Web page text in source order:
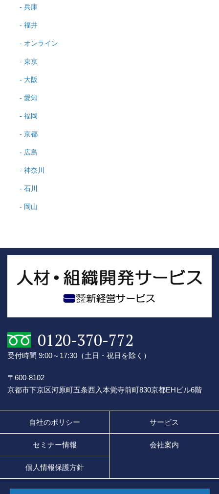
兵庫
福井
オンライン
東京
大阪
愛知
福岡
京都
広島
神奈川
石川
岡山
0120-370-772
受付時間 9:00～17:30 （土日・祝日を除く）
〒600-8102
京都市下京区河原町五条西入本覚寺前町830京都EHビル6階
自社のポリシー サービス
セミナー情報 会社案内
個人情報保護方針